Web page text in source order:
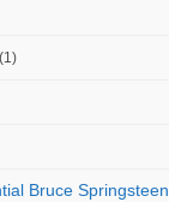
(1)
Bruce Springsteen